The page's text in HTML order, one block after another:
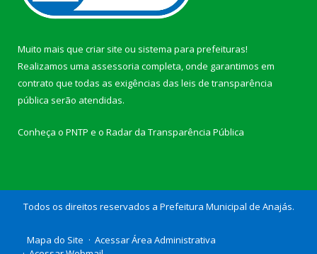
Muito mais que criar site ou sistema para prefeituras!
Realizamos uma assessoria completa, onde garantimos em
contrato que todas as exigências das leis de transparência
pública serão atendidas.
Conheça o PNTP e o Radar da Transparência Pública
Todos os direitos reservados a Prefeitura Municipal de Anajás.
Mapa do Site
Acessar Área Administrativa